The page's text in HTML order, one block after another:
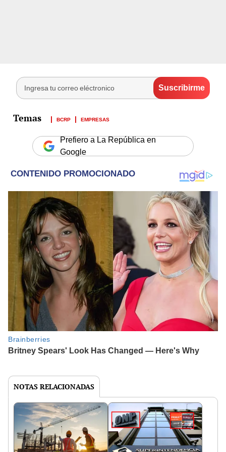
BCRP EMPRESAS
Prefiero a La República en
Google
NOTAS RELACIONADAS